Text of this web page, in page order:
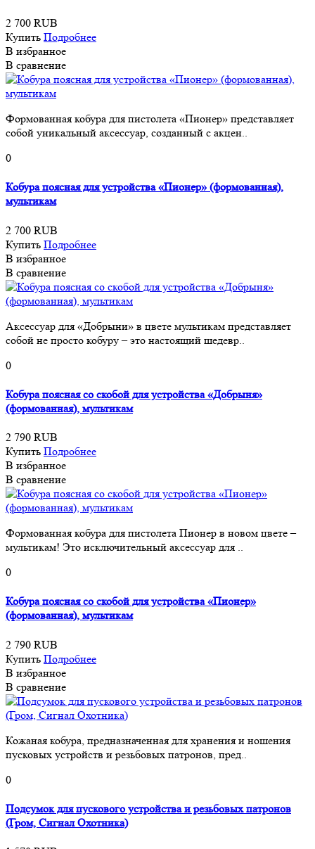
2 700 RUB
Купить Подробнее
В избранное
В сравнение
Формованная кобура для пистолета «Пионер» представляет
собой уникальный аксессуар, созданный с акцен..
0
Кобура поясная для устройства «Пионер» (формованная),
мультикам
2 700 RUB
Купить Подробнее
В избранное
В сравнение
Аксессуар для «Добрыни» в цвете мультикам представляет
собой не просто кобуру – это настоящий шедевр..
0
Кобура поясная со скобой для устройства «Добрыня»
(формованная), мультикам
2 790 RUB
Купить Подробнее
В избранное
В сравнение
Формованная кобура для пистолета Пионер в новом цвете –
мультикам! Это исключительный аксессуар для ..
0
Кобура поясная со скобой для устройства «Пионер»
(формованная), мультикам
2 790 RUB
Купить Подробнее
В избранное
В сравнение
Кожаная кобура, предназначенная для хранения и ношения
пусковых устройств и резьбовых патронов, пред..
0
Подсумок для пускового устройства и резьбовых патронов
(Гром, Сигнал Охотника)